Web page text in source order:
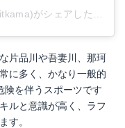
片品川や吾妻川、那珂
に多く、かなり一般的
険を伴うスポーツです
ルと意識が高く、ラフ
す。